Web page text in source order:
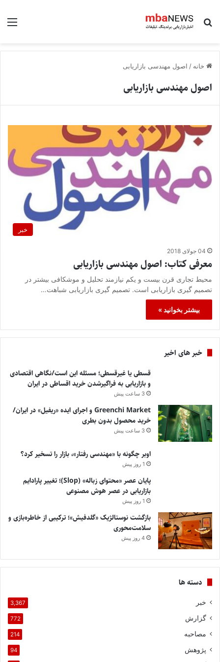
جستجو برای
خانه / اصول مهندسی بازاریابی
اصول مهندسی بازاریابی
خبر
04 جولای 2018
معرفی کتاب: اصول مهندسی بازاریابی
محیط تجاری قرن بیست و یکم نیازمند تحلیل و موشکافی بیشتر در
تصمیم گیری بازاریابی است. تصمیم گیری بازاریابی شباهت…
بیشتر بخوانید »
خبر های اخیر
قسطی یا غیرقسطی؛ مسئله این است/نگاهی اقتصادی
و بازاریابی به فراگیرشدن خرید اقساطی در ایران
3 ساعت پیش
Greenchi Market و اجرای ایده «ریفیل» در ایران/
خرید محصول بدون بطری
3 ساعت پیش
اوبر چگونه با «مهندسی رفتار»، بازار را تسخیر کرد؟
1 روز پیش
پایان عصر «محتوای زباله» (Slop)؛ تغییر پارادایم
بازاریابی در عصر هوش مصنوعی
1 روز پیش
بازگشت نوستالژیک «گلدفیش»؛ ترکیبی از خاطره‌بازی و
سلامت‌محوری
4 روز پیش
دسته ها
خبر 3,367
گزارش 772
مصاحبه 214
پژوهش 94